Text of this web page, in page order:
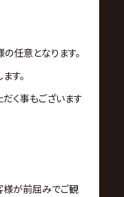
任意となります。
す。
く事もございます
様が前屈みでご観